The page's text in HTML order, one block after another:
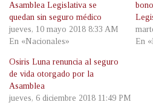
Asamblea Legislativa se
quedan sin seguro médico
jueves, 10 mayo 2018 8:33 AM
En «Nacionales»
En
Osiris Luna renuncia al seguro
de vida otorgado por la
Asamblea
jueves, 6 diciembre 2018 11:49 PM